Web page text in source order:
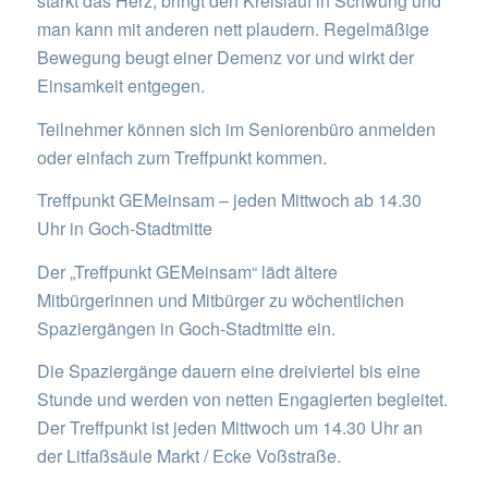
man kann mit anderen nett plaudern. Regelmäßige
Bewegung beugt einer Demenz vor und wirkt der
Einsamkeit entgegen.
Teilnehmer können sich im Seniorenbüro anmelden
oder einfach zum Treffpunkt kommen.
Treffpunkt GEMeinsam – jeden Mittwoch ab 14.30
Uhr in Goch-Stadtmitte
Der „Treffpunkt GEMeinsam“ lädt ältere
Mitbürgerinnen und Mitbürger zu wöchentlichen
Spaziergängen in Goch-Stadtmitte ein.
Die Spaziergänge dauern eine dreiviertel bis eine
Stunde und werden von netten Engagierten begleitet.
Der Treffpunkt ist jeden Mittwoch um 14.30 Uhr an
der Litfaßsäule Markt / Ecke Voßstraße.